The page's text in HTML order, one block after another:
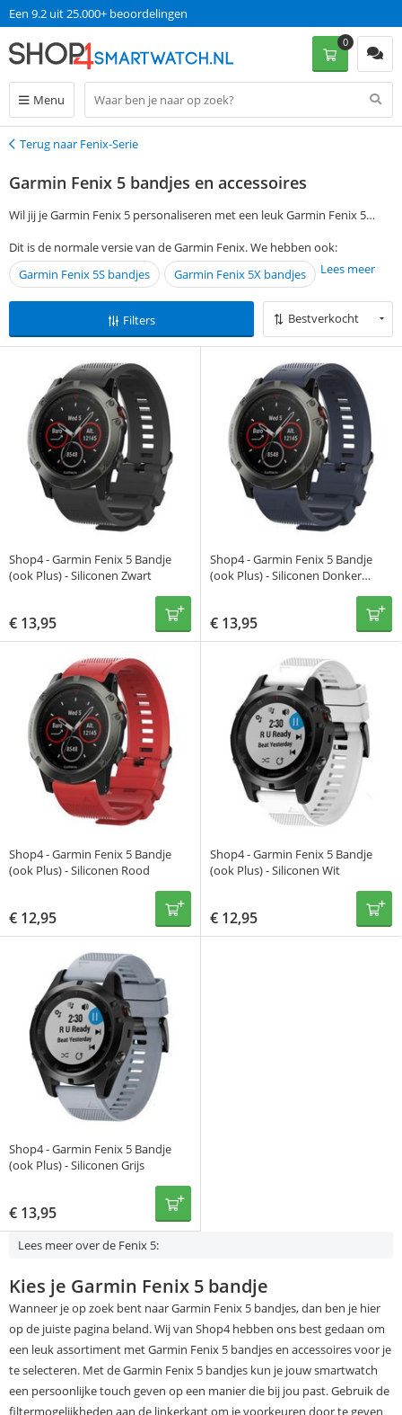
Een 9.2 uit 25.000+ beoordelingen
Menu
0
Terug
Terug naar Fenix-Serie
Garmin Fenix 5 bandjes en accessoires
Wil jij je Garmin Fenix 5 personaliseren met een leuk Garmin Fenix 5
de linkerkant van de pagina en vind gemakkelijk een passend Garmin
Fenix 5 bandje of accessoire. Als je op werkdagen voor 13:00 een
bestelling plaatst, wordt je Garmin Fenix 5 bandje de volgende dag al
zonder verzendkosten bezorgd.
Dit is de normale versie van de Garmin Fenix. We hebben ook:
Garmin Fenix 5S bandjes
Garmin Fenix 5X bandjes Lees meer
Filters Bestverkocht
Shop4 - Garmin Fenix 5 Bandje
(ook Plus) - Siliconen Zwart
€ 13,95
Shop4 - Garmin Fenix 5 Bandje
(ook Plus) - Siliconen Donker
€ 13,95
Shop4 - Garmin Fenix 5 Bandje
(ook Plus) - Siliconen Rood
€ 12,95
Shop4 - Garmin Fenix 5 Bandje
(ook Plus) - Siliconen Wit
€ 12,95
Shop4 - Garmin Fenix 5 Bandje
(ook Plus) - Siliconen Grijs
€ 13,95
Lees meer over de Fenix 5:
Kies je Garmin Fenix 5 bandje
Wanneer je op zoek bent naar Garmin Fenix 5 bandjes, dan ben je hier
op de juiste pagina beland. Wij van Shop4 hebben ons best gedaan om
een leuk assortiment met Garmin Fenix 5 bandjes en accessoires voor je
te selecteren. Met de Garmin Fenix 5 bandjes kun je jouw smartwatch
een persoonlijke touch geven op een manier die bij jou past. Gebruik de
filtermogelijkheden aan de linkerkant om je voorkeuren door te geven